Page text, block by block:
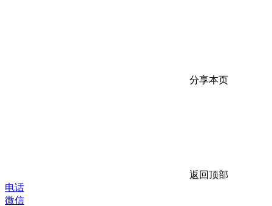
分享本页
返回顶部
电话
微信